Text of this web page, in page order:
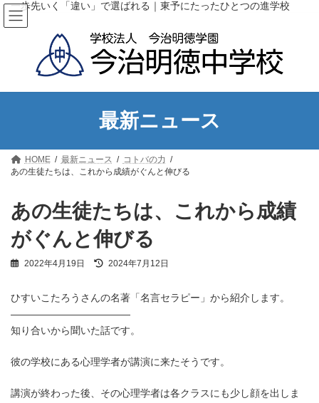
コ
ン
テ
キ
ナ
ビ
ゲ
に
一歩先いく「違い」で選ばれる｜東予にたったひとつの進学校
最新ニュース
HOME 最新ニュース
コトバの力
あの生徒たちは、これから成績がぐんと伸びる
あの生徒たちは、これから成績
がぐんと伸びる
2022年4月19日
最
新
:
2024年7月12日
ひすいこたろうさんの名著「名言セラピー」から紹介します。
————————————
知り合いから聞いた話です。
彼の学校にある心理学者が講演に来たそうです。
講演が終わった後、その心理学者は各クラスにも少し顔を出しま